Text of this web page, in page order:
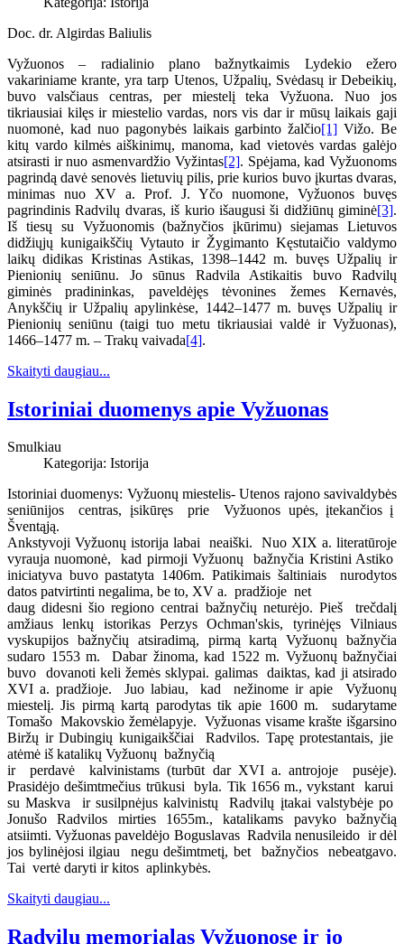
Doc. dr. Algirdas Baliulis
Vyžuonos – radialinio plano bažnytkaimis Lydekio ežero
vakariniame krante, yra tarp Utenos, Užpalių, Svėdasų ir Debeikių,
buvo valsčiaus centras, per miestelį teka Vyžuona. Nuo jos
tikriausiai kilęs ir miestelio vardas, nors vis dar ir mūsų laikais gaji
nuomonė, kad nuo pagonybės laikais garbinto žalčio[1] Vižo. Be
kitų vardo kilmės aiškinimų, manoma, kad vietovės vardas galėjo
atsirasti ir nuo asmenvardžio Vyžintas[2]. Spėjama, kad Vyžuonoms
pagrindą davė senovės lietuvių pilis, prie kurios buvo įkurtas dvaras,
minimas nuo XV a. Prof. J. Yčo nuomone, Vyžuonos buvęs
pagrindinis Radvilų dvaras, iš kurio išaugusi ši didžiūnų giminė[3].
Iš tiesų su Vyžuonomis (bažnyčios įkūrimu) siejamas Lietuvos
didžiųjų kunigaikščių Vytauto ir Žygimanto Kęstutaičio valdymo
laikų didikas Kristinas Astikas, 1398–1442 m. buvęs Užpalių ir
Pienionių seniūnu. Jo sūnus Radvila Astikaitis buvo Radvilų
giminės pradininkas, paveldėjęs tėvonines žemes Kernavės,
Anykščių ir Užpalių apylinkėse, 1442–1477 m. buvęs Užpalių ir
Pienionių seniūnu (taigi tuo metu tikriausiai valdė ir Vyžuonas),
1466–1477 m. – Trakų vaivada[4].
Skaityti daugiau...
Istoriniai duomenys apie Vyžuonas
Smulkiau
Kategorija: Istorija
Istoriniai duomenys: Vyžuonų miestelis- Utenos rajono savivaldybės
seniūnijos centras, įsikūręs prie Vyžuonos upės, įtekančios į
Šventąją.
Ankstyvoji Vyžuonų istorija labai neaiški. Nuo XIX a. literatūroje
vyrauja nuomonė, kad pirmoji Vyžuonų bažnyčia Kristini Astiko
iniciatyva buvo pastatyta 1406m. Patikimais šaltiniais nurodytos
datos patvirtinti negalima, be to, XV a. pradžioje net
daug didesni šio regiono centrai bažnyčių neturėjo. Pieš trečdalį
amžiaus lenkų istorikas Perzys Ochman'skis, tyrinėjęs Vilniaus
vyskupijos bažnyčių atsiradimą, pirmą kartą Vyžuonų bažnyčia
sudaro 1553 m. Dabar žinoma, kad 1522 m. Vyžuonų bažnyčiai
buvo dovanoti keli žemės sklypai. galimas daiktas, kad ji atsirado
XVI a. pradžioje. Juo labiau, kad nežinome ir apie Vyžuonų
miestelį. Jis pirmą kartą parodytas tik apie 1600 m. sudarytame
Tomašo Makovskio žemėlapyje. Vyžuonas visame krašte išgarsino
Biržų ir Dubingių kunigaikščiai Radvilos. Tapę protestantais, jie
atėmė iš katalikų Vyžuonų bažnyčią
ir perdavė kalvinistams (turbūt dar XVI a. antrojoje pusėje).
Prasidėjo dešimtmečius trūkusi byla. Tik 1656 m., vykstant karui
su Maskva ir susilpnėjus kalvinistų Radvilų įtakai valstybėje po
Jonušo Radvilos mirties 1655m., katalikams pavyko bažnyčią
atsiimti. Vyžuonas paveldėjo Boguslavas Radvila nenusileido ir dėl
jos bylinėjosi ilgiau negu dešimtmetį, bet bažnyčios nebeatgavo.
Tai vertė daryti ir kitos aplinkybės.
Skaityti daugiau...
Radvilų memorialas Vyžuonose ir jo